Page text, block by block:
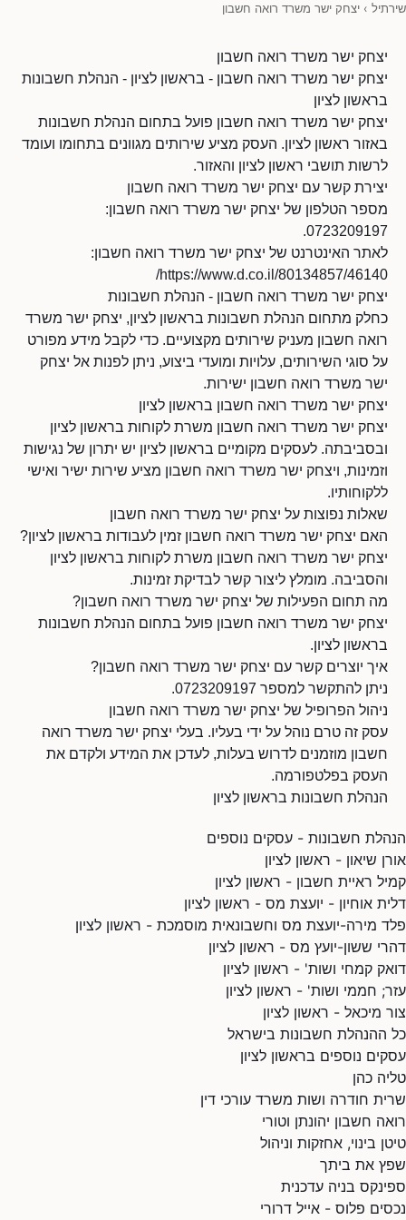
שירתיל › יצחק ישר משרד רואה חשבון
יצחק ישר משרד רואה חשבון
יצחק ישר משרד רואה חשבון - בראשון לציון - הנהלת חשבונות
בראשון לציון
יצחק ישר משרד רואה חשבון פועל בתחום הנהלת חשבונות
באזור ראשון לציון. העסק מציע שירותים מגוונים בתחומו ועומד
לרשות תושבי ראשון לציון והאזור.
יצירת קשר עם יצחק ישר משרד רואה חשבון
מספר הטלפון של יצחק ישר משרד רואה חשבון:
0723209197.
לאתר האינטרנט של יצחק ישר משרד רואה חשבון:
https://www.d.co.il/80134857/46140/
יצחק ישר משרד רואה חשבון - הנהלת חשבונות
כחלק מתחום הנהלת חשבונות בראשון לציון, יצחק ישר משרד
רואה חשבון מעניק שירותים מקצועיים. כדי לקבל מידע מפורט
על סוגי השירותים, עלויות ומועדי ביצוע, ניתן לפנות אל יצחק
ישר משרד רואה חשבון ישירות.
יצחק ישר משרד רואה חשבון בראשון לציון
יצחק ישר משרד רואה חשבון משרת לקוחות בראשון לציון
ובסביבתה. לעסקים מקומיים בראשון לציון יש יתרון של נגישות
וזמינות, ויצחק ישר משרד רואה חשבון מציע שירות ישיר ואישי
ללקוחותיו.
שאלות נפוצות על יצחק ישר משרד רואה חשבון
האם יצחק ישר משרד רואה חשבון זמין לעבודות בראשון לציון?
יצחק ישר משרד רואה חשבון משרת לקוחות בראשון לציון
והסביבה. מומלץ ליצור קשר לבדיקת זמינות.
מה תחום הפעילות של יצחק ישר משרד רואה חשבון?
יצחק ישר משרד רואה חשבון פועל בתחום הנהלת חשבונות
בראשון לציון.
איך יוצרים קשר עם יצחק ישר משרד רואה חשבון?
ניתן להתקשר למספר 0723209197.
ניהול הפרופיל של יצחק ישר משרד רואה חשבון
עסק זה טרם נוהל על ידי בעליו. בעלי יצחק ישר משרד רואה
חשבון מוזמנים לדרוש בעלות, לעדכן את המידע ולקדם את
העסק בפלטפורמה.
הנהלת חשבונות בראשון לציון
הנהלת חשבונות - עסקים נוספים
אורן שיאון - ראשון לציון
קמיל ראיית חשבון - ראשון לציון
דלית אוחיון - יועצת מס - ראשון לציון
פלד מירה-יועצת מס וחשבונאית מוסמכת - ראשון לציון
דהרי ששון-יועץ מס - ראשון לציון
דואק קמחי ושות' - ראשון לציון
עזר; חממי ושות' - ראשון לציון
צור מיכאל - ראשון לציון
כל ההנהלת חשבונות בישראל
עסקים נוספים בראשון לציון
טליה כהן
שרית חודרה ושות משרד עורכי דין
רואה חשבון יהונתן וטורי
טיטן בינוי, אחזקות וניהול
שפץ את ביתך
ספינקס בניה עדכנית
נכסים פלוס - אייל דרורי